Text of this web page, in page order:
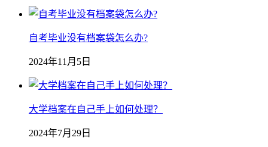
自考毕业没有档案袋怎么办?
2024年11月5日
大学档案在自己手上如何处理？
2024年7月29日